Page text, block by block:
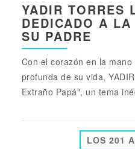
YADIR TORRES
DEDICADO A
SU PADRE
Con el corazón en la
profunda de su vida,
Extraño Papá", un tema
LOS 201